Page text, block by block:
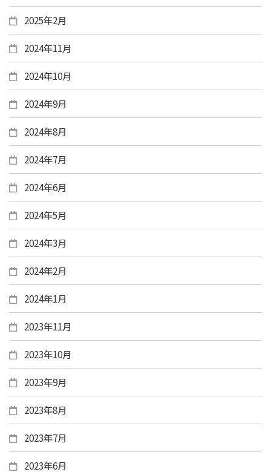
2025年2月
2024年11月
2024年10月
2024年9月
2024年8月
2024年7月
2024年6月
2024年5月
2024年3月
2024年2月
2024年1月
2023年11月
2023年10月
2023年9月
2023年8月
2023年7月
2023年6月